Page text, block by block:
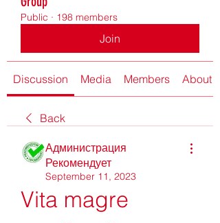
Public · 198 members
Join
Discussion Media Members About
Back
Администрация
Рекомендует
September 11, 2023
Vita magre